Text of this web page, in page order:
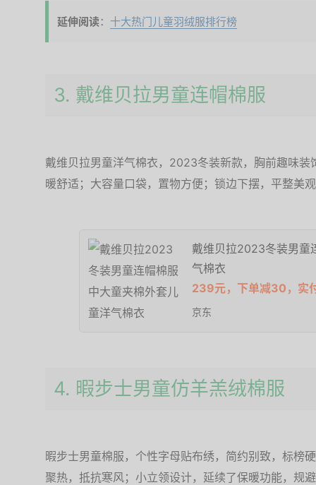
延伸阅读： 十大热门儿童羽绒服排行榜
3. 戴维贝拉男童连帽棉服
戴维贝拉男童洋气棉衣，2023冬装新款，胸前趣味
暖舒适；大容量口袋，置物方便；锁边下摆，平整美
戴维贝拉2023冬装男童
气棉衣
239元，下单减30，实
京东
4. 暇步士男童仿羊羔绒棉服
暇步士男童棉服，个性字母贴布绣，简约别致，标榜
聚热，抵抗寒风；小立领设计，延续了保暖功能，规